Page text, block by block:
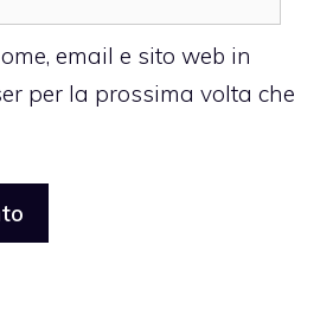
email e sito web in
per la prossima volta che